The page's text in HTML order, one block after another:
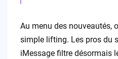
Au menu des nouveautés,
simple lifting. Les pros du
iMessage filtre désormais